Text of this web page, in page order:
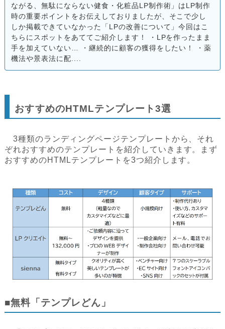
ながる、無駄にならない健食・化粧品LP制作術」はLP制作
時の重要ポイントをお伝えしておりましたが、そこで少し
しか掲載できていなかった「LPの改善について」今回はこ
ちらにスポットをあててご紹介します！ ・LPを作ったまま
手を加えていない… ・継続的に顧客の獲得をしたい！ ・薬
機法や景表法に配....
おすすめのHTMLテンプレート3選
3種類のランディングページテンプレートから、それ
ぞれおすすめのテンプレートを紹介していきます。まず
おすすめのHTMLテンプレートを3つ紹介します。
■無料「テンプレどん」